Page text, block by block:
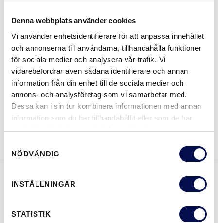
Denna webbplats använder cookies
Vi använder enhetsidentifierare för att anpassa innehållet
och annonserna till användarna, tillhandahålla funktioner
för sociala medier och analysera vår trafik. Vi
vidarebefordrar även sådana identifierare och annan
information från din enhet till de sociala medier och
annons- och analysföretag som vi samarbetar med.
Dessa kan i sin tur kombinera informationen med annan
information som du har tillhandahållit eller som de har
samlat in när du har använt deras tjänster.
NÖDVÄNDIG
INSTÄLLNINGAR
STATISTIK
VAR KAN MAN KÖPA